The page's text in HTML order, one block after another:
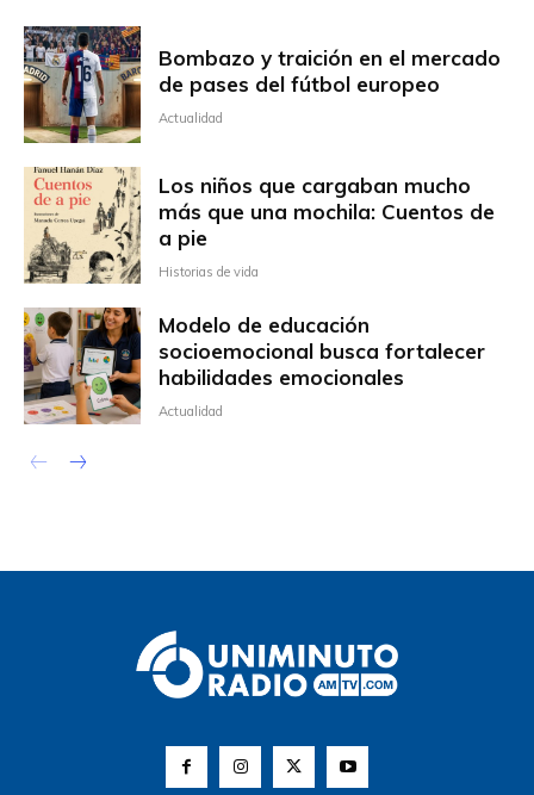
Bombazo y traición en el mercado
de pases del fútbol europeo
Actualidad
Los niños que cargaban mucho
más que una mochila: Cuentos de
a pie
Historias de vida
Modelo de educación
socioemocional busca fortalecer
habilidades emocionales
Actualidad